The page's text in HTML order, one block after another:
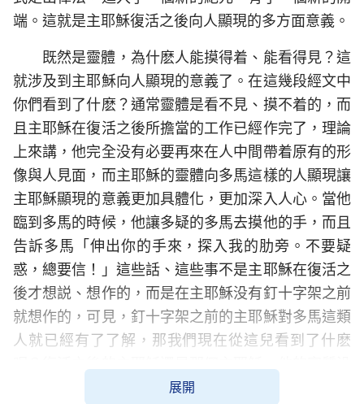
端。這就是主耶穌復活之後向人顯現的多方面意義。
既然是靈體，為什麽人能摸得着、能看得見？這
就涉及到主耶穌向人顯現的意義了。在這幾段經文中
你們看到了什麽？通常靈體是看不見、摸不着的，而
且主耶穌在復活之後所擔當的工作已經作完了，理論
上來講，他完全没有必要再來在人中間帶着原有的形
像與人見面，而主耶穌的靈體向多馬這樣的人顯現讓
主耶穌顯現的意義更加具體化，更加深入人心。當他
臨到多馬的時候，他讓多疑的多馬去摸他的手，而且
告訴多馬「伸出你的手來，探入我的肋旁。不要疑
惑，總要信！」這些話、這些事不是主耶穌在復活之
後才想説、想作的，而是在主耶穌没有釘十字架之前
就想作的，可見，釘十字架之前的主耶穌對多馬這類
人就已經有了了解，那我們現在從這兒看到了什麽
有變，因為多馬的疑惑不是現在才有，而是在跟隨主
展開